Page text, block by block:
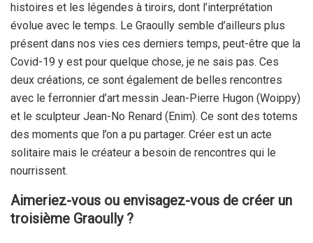
histoires et les légendes à tiroirs, dont l’interprétation
évolue avec le temps. Le Graoully semble d’ailleurs plus
présent dans nos vies ces derniers temps, peut-être que la
Covid-19 y est pour quelque chose, je ne sais pas. Ces
deux créations, ce sont également de belles rencontres
avec le ferronnier d’art messin Jean-Pierre Hugon (Woippy)
et le sculpteur Jean-No Renard (Enim). Ce sont des totems
des moments que l’on a pu partager. Créer est un acte
solitaire mais le créateur a besoin de rencontres qui le
nourrissent.
Aimeriez-vous ou envisagez-vous de créer un
troisième Graoully ?